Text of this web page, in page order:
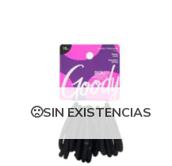
SIN EXISTENCIAS